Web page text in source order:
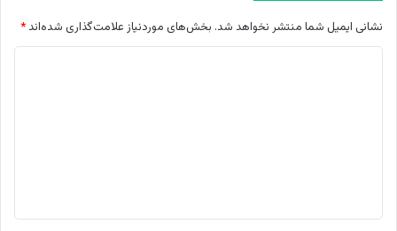
نشانی ایمیل شما منتشر نخواهد شد. بخش‌های موردنیاز علامت‌گذاری شده‌اند *
*